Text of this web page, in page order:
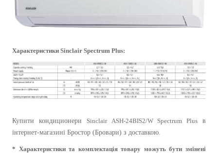
Характеристики Sinclair Spectrum Plus:
Купити кондиционери Sinclair ASH-24BIS2/W Spectrum Plus в
інтернет-магазині Бростор (Бровари) з доставкою.
* Характеристики та комплектація товару можуть бути змінені